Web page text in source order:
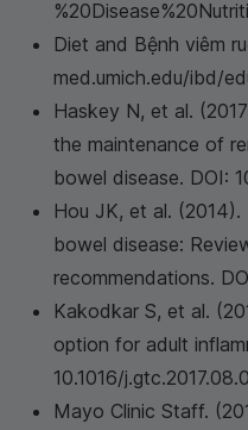
Diet and Bệnh viêm
med.umich.edu/ibd/
Haskey N, et al.
the maintenance of
bowel disease. DOI:
Hou JK, et al.
bowel disease:
recommendations.
Kakodkar S, et al.
option for adult
10.1016/
Mayo Clinic Staff.